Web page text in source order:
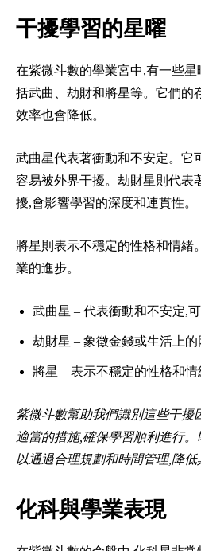
干擾學習的星曜
在紫微斗數的學業宮中,有一些
括武曲、劫財和將星等。它們的
效率也會降低。
武曲星代表著衝動和不安定。它
容易被外界干擾。劫財星則代表
擾,會影響學習的深度和連貫性。
將星則表示不穩定的性格和情緒
業的進步。
武曲星 – 代表衝動和不安定,
劫財星 – 象徵金錢或生活上
將星 – 表示不穩定的性格和
紫微斗數幫助我們識別這些干擾
適當的措施,確保學習順利進行
以通過合理規劃和時間管理,降低
化科與學業表現